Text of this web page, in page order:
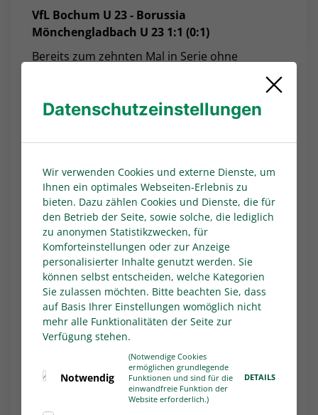
VfL Bochum U 23 - Borussia
Mönchengladbach U 23 1:1 (0:1)
Bereits zum zehnten Mal in Serie ohne
Niederlage blieb die zweite Mannschaft des VfL
Borussia Mönchengladbach. Die Gäste
verpassten zwar den möglichen vierten Dreier
nacheinander, haben aber auch schon seit
seinem 13. Saisontreffer brachte Torjäger Jan
Urbich (33.) die "Fohlen" vor der Pause in
Führung. In der zweiten Halbzeit bewies dann
VfL-Trainer Heiko Butscher ein glückliches
Händchen. Der nur drei Minuten zuvor
eingewechselte Louis Köster (77.) traf zum
Endstand. Das Hinspiel in Gladbach hatte der
VfL noch 1:4 verloren.
Text:WDFV/MSPW
Aktuelle Ergebnisse und Tabellen gibt es auf
Datenschutzeinstellungen
Wir verwenden Cookies und externe Dienste, um
Ihnen ein optimales Webseiten-Erlebnis zu
bieten. Dazu zählen Cookies und Dienste, die für
den Betrieb der Seite, sowie solche, die lediglich
zu anonymen Statistikzwecken, für
Komforteinstellungen oder zur Anzeige
personalisierter Inhalte genutzt werden. Sie
können selbst entscheiden, welche Kategorien
Sie zulassen möchten. Bitte beachten Sie, dass
auf Basis Ihrer Einstellungen womöglich nicht
mehr alle Funktionalitäten der Seite zur
Verfügung stehen.
Notwendig
(Notwendige Cookies
ermöglichen grundlegende
Funktionen und sind für die
einwandfreie Funktion der
Website erforderlich.)
DETAILS